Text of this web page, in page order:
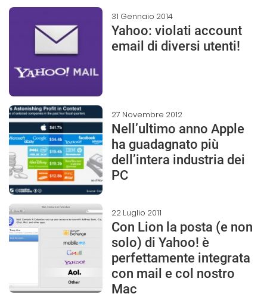
31 Gennaio 2014
Yahoo: violati account
email di diversi utenti!
27 Novembre 2012
Nell’ultimo anno Apple
ha guadagnato più
dell’intera industria dei
PC
22 Luglio 2011
Con Lion la posta (e non
solo) di Yahoo! è
perfettamente integrata
con mail e col nostro
Mac